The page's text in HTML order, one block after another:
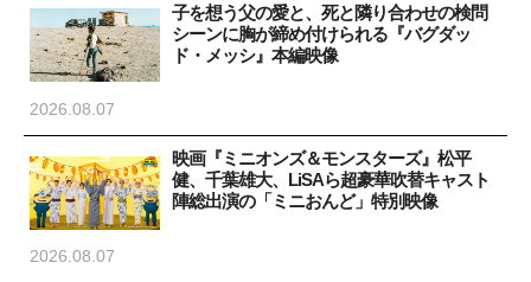
子を想う父の愛と、死と隣り合わせの検問
シーンに胸が締め付けられる『バグダッ
ド・メッシ』本編映像
2026.08.07
映画『ミニオンズ＆モンスターズ』松平
健、千葉雄大、LiSAら超豪華吹替キャスト
陣総出演の「ミニおんど」特別映像
2026.08.07